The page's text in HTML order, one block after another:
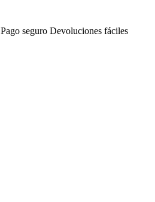
Pago seguro Devoluciones fáciles